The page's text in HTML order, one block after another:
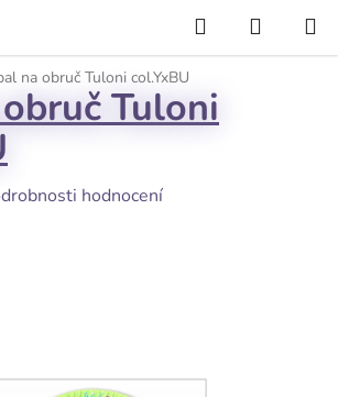
Hledat
KOŠÍK
na obruč Tuloni col.YxBU
Tuloni
hodnocení